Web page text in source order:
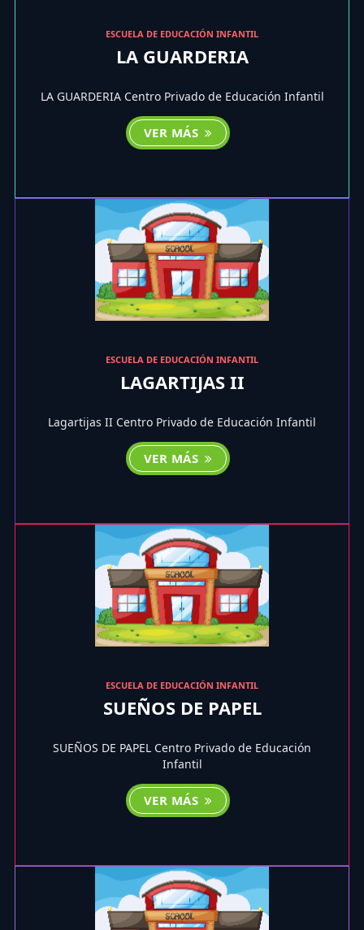
ESCUELA DE EDUCACIÓN INFANTIL
LA GUARDERIA
LA GUARDERIA Centro Privado de Educación Infantil
VER MÁS
ESCUELA DE EDUCACIÓN INFANTIL
LAGARTIJAS II
Lagartijas II Centro Privado de Educación Infantil
VER MÁS
ESCUELA DE EDUCACIÓN INFANTIL
SUEÑOS DE PAPEL
SUEÑOS DE PAPEL Centro Privado de Educación
Infantil
VER MÁS